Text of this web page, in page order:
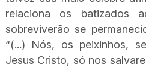
relaciona os batizados
sobreviverão se
“(...) Nós, os peixinhos,
Jesus Cristo, só nos